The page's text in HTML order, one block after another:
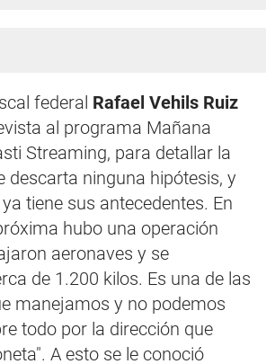
federal Rafael Vehils Ruiz
al programa Mañana
Streaming, para detallar la
descarta ninguna hipótesis, y
tiene sus antecedentes. En
hubo una operación
aeronaves y se
de 1.200 kilos. Es una de las
manejamos y no podemos
todo por la dirección que
A esto se le conoció